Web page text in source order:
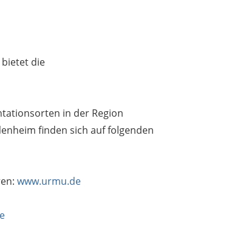
die
in der Region
finden sich auf folgenden
www.urmu.de